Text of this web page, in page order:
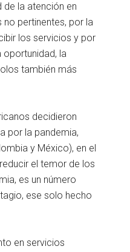
de la atención en
pertinentes, por la
los servicios y por
oportunidad, la
también más
decidieron
por la pandemia,
y México), en el
el temor de los
es un número
ese solo hecho
en servicios